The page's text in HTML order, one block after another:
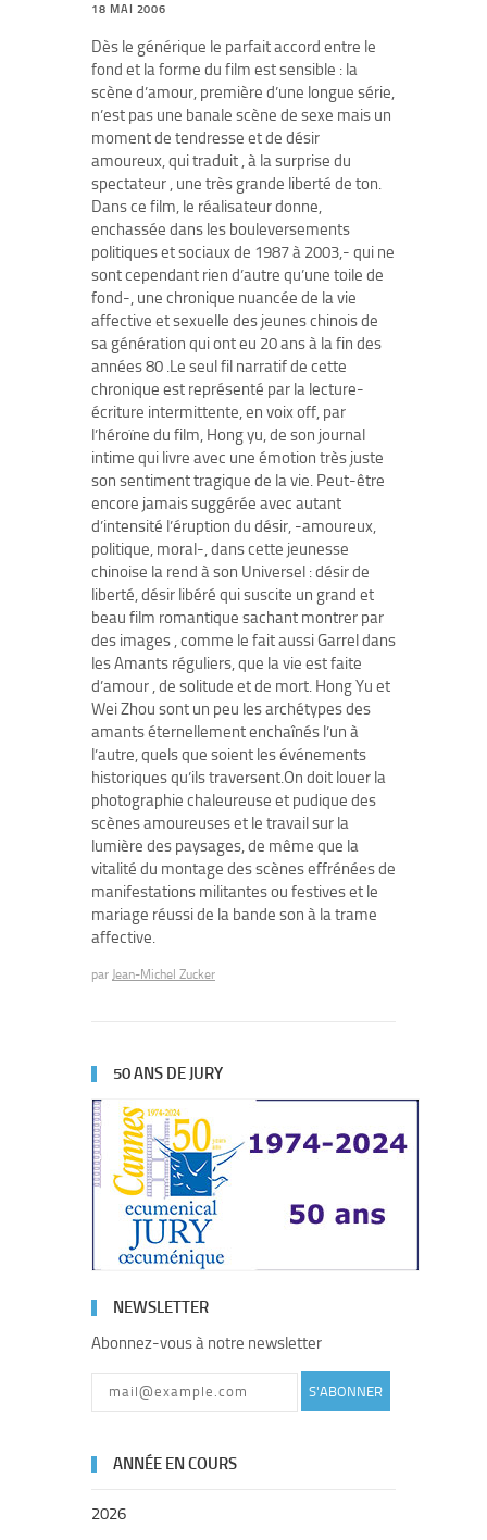
18 MAI 2006
Dès le générique le parfait accord entre le
fond et la forme du film est sensible : la
scène d’amour, première d’une longue série,
n’est pas une banale scène de sexe mais un
moment de tendresse et de désir
amoureux, qui traduit , à la surprise du
spectateur , une très grande liberté de ton.
Dans ce film, le réalisateur donne,
enchassée dans les bouleversements
politiques et sociaux de 1987 à 2003,- qui ne
sont cependant rien d’autre qu’une toile de
fond-, une chronique nuancée de la vie
affective et sexuelle des jeunes chinois de
sa génération qui ont eu 20 ans à la fin des
années 80 .Le seul fil narratif de cette
chronique est représenté par la lecture-
écriture intermittente, en voix off, par
l’héroïne du film, Hong yu, de son journal
intime qui livre avec une émotion très juste
son sentiment tragique de la vie. Peut-être
encore jamais suggérée avec autant
d’intensité l’éruption du désir, -amoureux,
politique, moral-, dans cette jeunesse
chinoise la rend à son Universel : désir de
liberté, désir libéré qui suscite un grand et
beau film romantique sachant montrer par
des images , comme le fait aussi Garrel dans
les Amants réguliers, que la vie est faite
d’amour , de solitude et de mort. Hong Yu et
Wei Zhou sont un peu les archétypes des
amants éternellement enchaînés l’un à
l’autre, quels que soient les événements
historiques qu’ils traversent.On doit louer la
photographie chaleureuse et pudique des
scènes amoureuses et le travail sur la
lumière des paysages, de même que la
vitalité du montage des scènes effrénées de
manifestations militantes ou festives et le
mariage réussi de la bande son à la trame
affective.
par Jean-Michel Zucker
50 ANS DE JURY
NEWSLETTER
Abonnez-vous à notre newsletter
S'ABONNER
ANNÉE EN COURS
2026